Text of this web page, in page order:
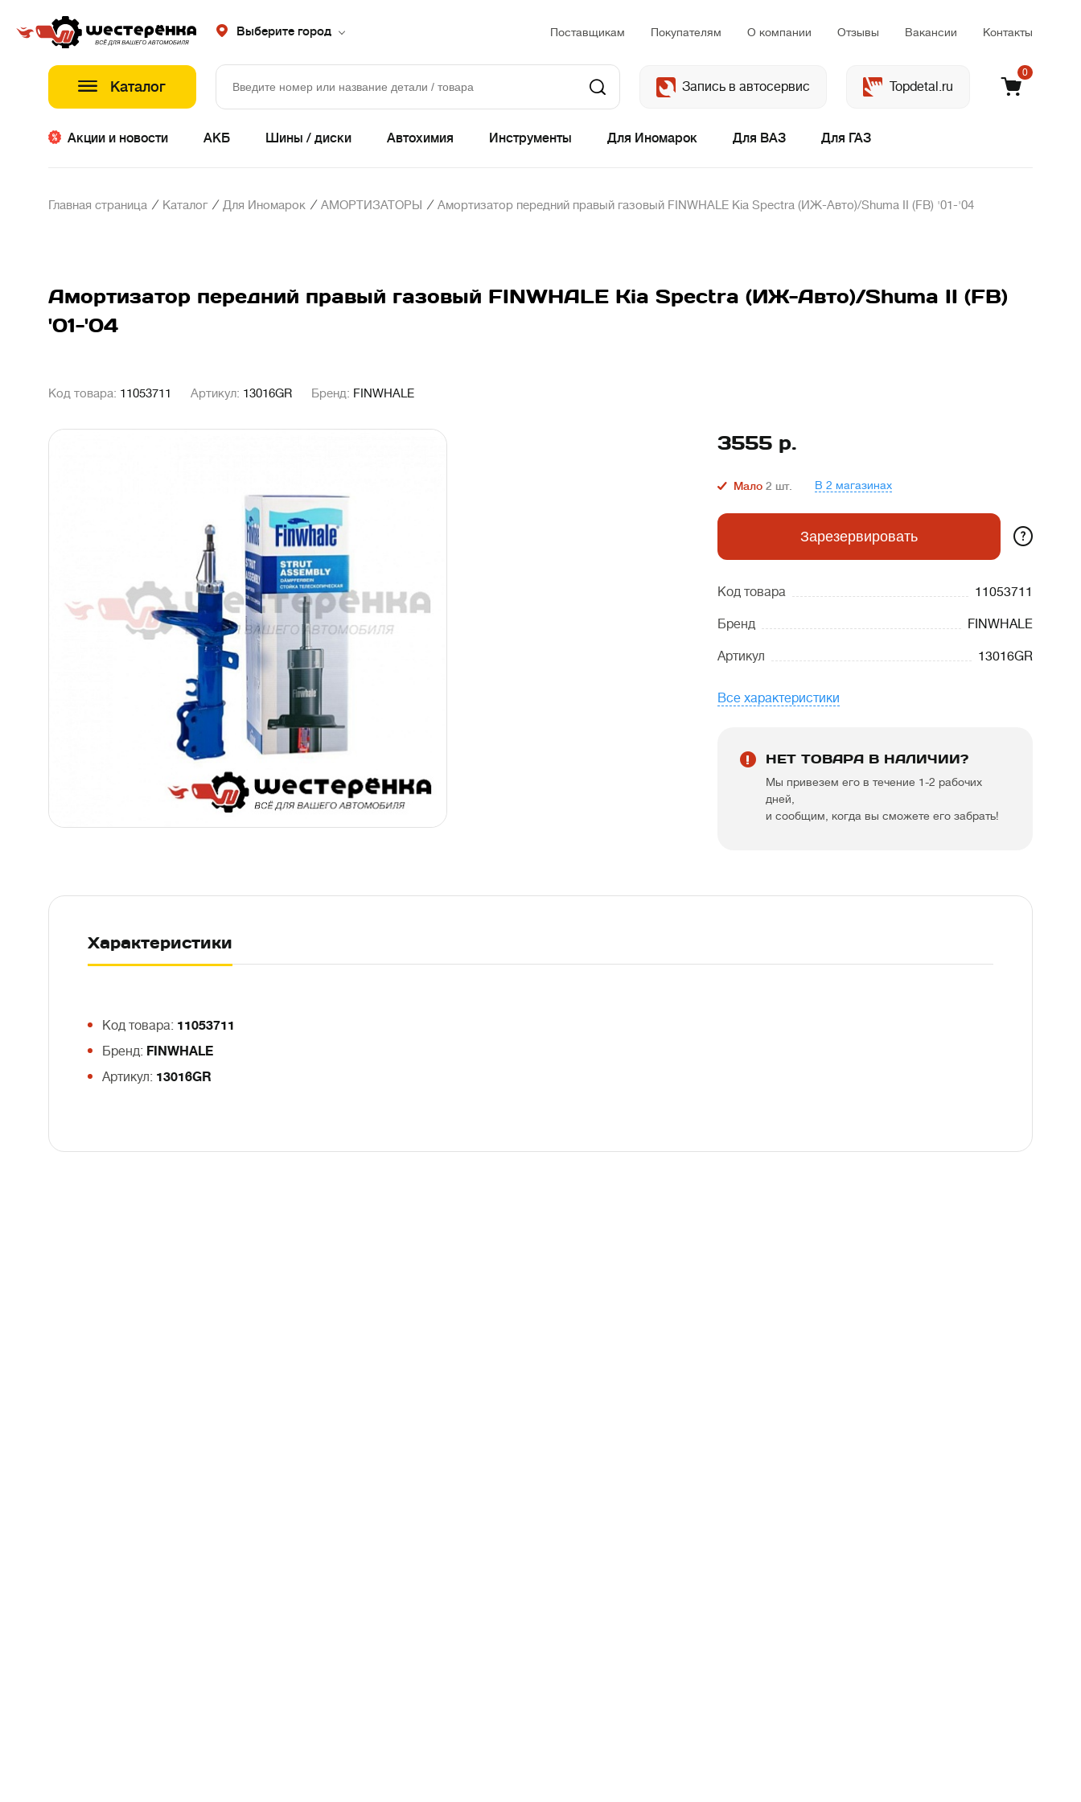
Выберите город Поставщикам Покупателям О компании Отзывы Вакансии Контакты
Каталог Запись в автосервис Topdetal.ru
0
Акции и новости АКБ Шины / диски Автохимия Инструменты Для Иномарок Для ВАЗ Для ГАЗ
Главная страница / Каталог / Для Иномарок / АМОРТИЗАТОРЫ / Амортизатор передний правый газовый FINWHALE Kia Spectra (ИЖ-Авто)/Shuma II (FB) '01-'04
Амортизатор передний правый газовый FINWHALE Kia Spectra (ИЖ-Авто)/Shuma II (FB)
'01-'04
Код товара: 11053711 Артикул: 13016GR Бренд: FINWHALE
3555 р.
Мало 2 шт. В 2 магазинах
Зарезервировать ?
Код товара 11053711
Бренд FINWHALE
Артикул 13016GR
Все характеристики
НЕТ ТОВАРА В НАЛИЧИИ?
Мы привезем его в течение 1-2 рабочих
дней,
и сообщим, когда вы сможете его забрать!
Характеристики
Код товара: 11053711
Бренд: FINWHALE
Артикул: 13016GR